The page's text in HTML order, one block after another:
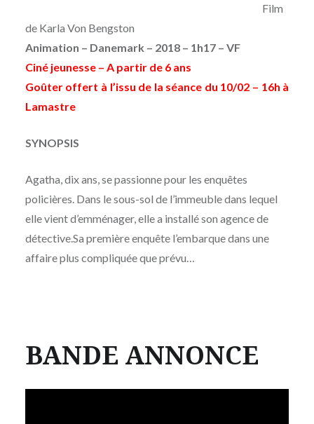
Film
de Karla Von Bengston
Animation – Danemark – 2018 – 1h17– VF
Ciné jeunesse – A partir de 6 ans
Goûter offert à l’issu de la séance du 10/02 – 16h à
Lamastre
SYNOPSIS
Agatha, dix ans, se passionne pour les enquêtes
policières. Dans le sous-sol de l’immeuble dans lequel
elle vient d’emménager, elle a installé son agence de
détective.Sa première enquête l’embarque dans une
affaire plus compliquée que prévu…
BANDE ANNONCE